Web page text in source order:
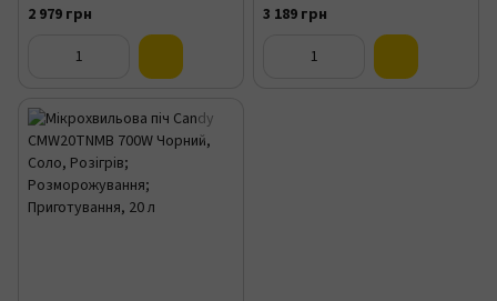
2 979 грн
3 189 грн